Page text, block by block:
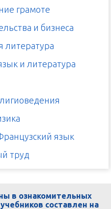
грамоте
и бизнеса
литература
и литература
язык
труд
в ознакомительных
составлен на